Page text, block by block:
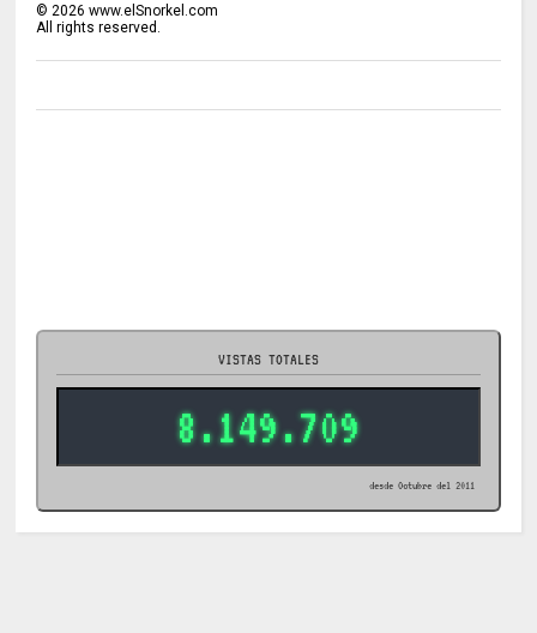
© 2026 www.elSnorkel.com
All rights reserved.
VISTAS TOTALES
8.149.709
desde Octubre del 2011